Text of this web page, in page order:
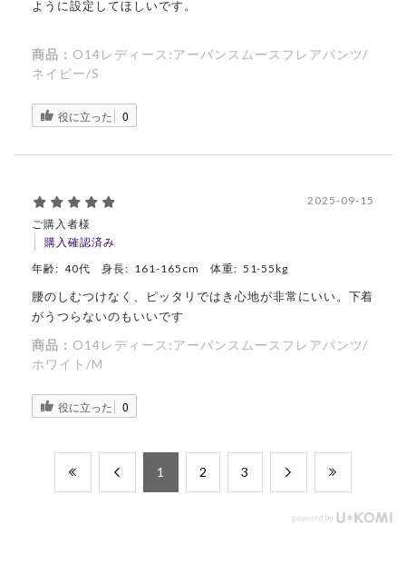
ように設定してほしいです。
商品： O14レディース:アーバンスムースフレアパンツ/
ネイビー/S
役に立った 0
ご購入者様
購入確認済み
2025-09-15
年齢: 40代 身長: 161-165cm 体重: 51-55kg
腰のしむつけなく、ピッタリではき心地が非常にいい。下着
がうつらないのもいいです
商品： O14レディース:アーバンスムースフレアパンツ/
ホワイト/M
役に立った 0
​1 ​2 ​3